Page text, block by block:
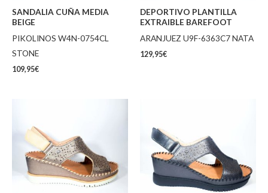
SANDALIA CUÑA MEDIA
BEIGE
PIKOLINOS W4N-0754CL
STONE
109,95€
DEPORTIVO PLANTILLA
EXTRAIBLE BAREFOOT
ARANJUEZ U9F-6363C7 NATA
129,95€